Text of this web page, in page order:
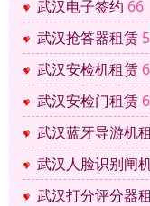
武汉电子签约 66
武汉抢答器租赁
武汉安检机租赁
武汉安检门租赁
武汉蓝牙导游机
武汉人脸识别闸
武汉打分评分器